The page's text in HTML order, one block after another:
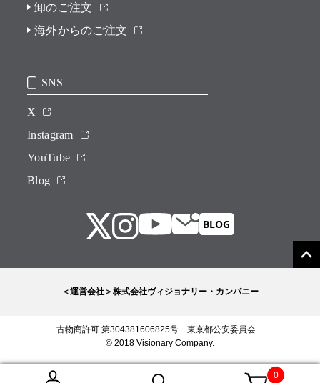
卸のご注文
海外からのご注文
SNS
X
Instagram
YouTube
Blog
＜運営会社＞株式会社ヴィジョナリー・カンパニー
古物商許可 第304381606825号 東京都公安委員会
© 2018 Visionary Company.
0